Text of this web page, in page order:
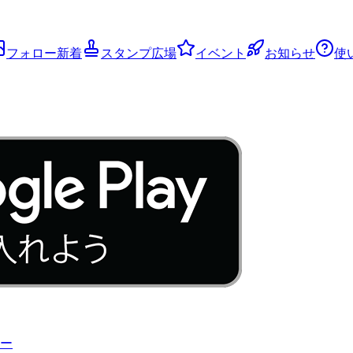
フォロー新着 スタンプ広場 イベント お知らせ 使